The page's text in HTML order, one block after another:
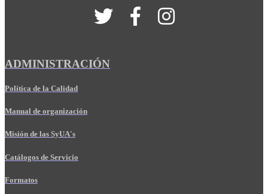
ADMINISTRACIÓN
Política de la Calidad
Manual de organización
Misión de las SyUA's
Catálogos de Servicio
Formatos